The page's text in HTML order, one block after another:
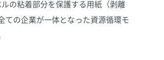
の粘着部分を保護する用紙（剥離
ての企業が一体となった資源循環モ